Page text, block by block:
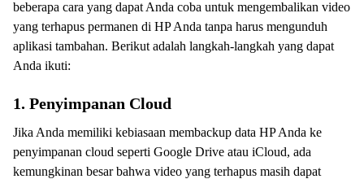
beberapa cara yang dapat Anda coba untuk mengembalikan video
yang terhapus permanen di HP Anda tanpa harus mengunduh
aplikasi tambahan. Berikut adalah langkah-langkah yang dapat
Anda ikuti:
1. Penyimpanan Cloud
Jika Anda memiliki kebiasaan membackup data HP Anda ke
penyimpanan cloud seperti Google Drive atau iCloud, ada
kemungkinan besar bahwa video yang terhapus masih dapat